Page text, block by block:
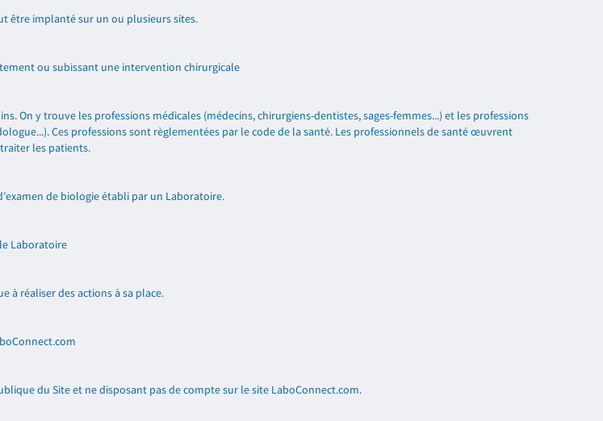
être implanté sur un ou plusieurs sites.
ou subissant une intervention chirurgicale
On y trouve les professions médicales (médecins, chirurgiens-dentistes, sages-femmes...) et les professions
Ces professions sont règlementées par le code de la santé. Les professionnels de santé œuvrent
les patients.
de biologie établi par un Laboratoire.
Laboratoire
à réaliser des actions à sa place.
du Site et ne disposant pas de compte sur le site LaboConnect.com.